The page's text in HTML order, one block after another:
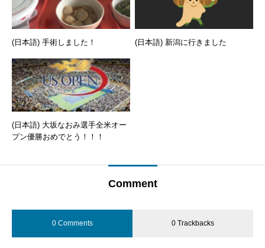
(日本語) 手術しました！ (日本語) 新潟に行きました
(日本語) 大坂なおみ選手全米オー
プン優勝おめでとう！！！
Comment
0 Comments 0 Trackbacks